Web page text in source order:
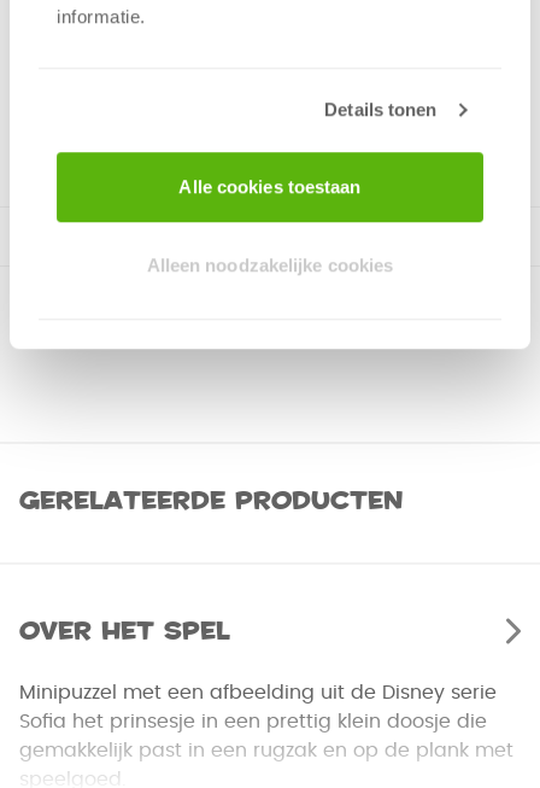
informatie.
Details tonen
Alle cookies toestaan
Alleen noodzakelijke cookies
een rugzak en op de plank met speelgoed.De Puzzel is zeer
Gerelateerde producten
Over het spel
Minipuzzel met een afbeelding uit de Disney serie
Sofia het prinsesje in een prettig klein doosje die
gemakkelijk past in een rugzak en op de plank met
speelgoed.